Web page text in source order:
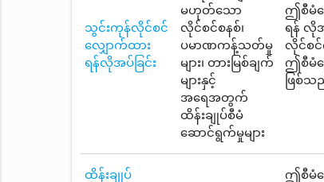
သွင်းကုန်လိုင်စင်
လျှောက်ထား
ရန်လိုအပ်ခြင်း
မဟုတ်သော
လိုင်စင်စနစ်၊
ပမာဏကန့်သတ်မှု
များ၊ တားမြစ်ချက်
များနှင့်
အရေအတွက်
ထိန်းချုပ်စီမံ
ဆောင်ရွက်မှုများ
ဤစီမံဆ
ရန် လို
လိုင်စင်
ဤစီမံ
ဖြစ်သ
ထိန်းချုပ်
ဤစီမံဆ